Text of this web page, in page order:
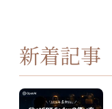
新着記事